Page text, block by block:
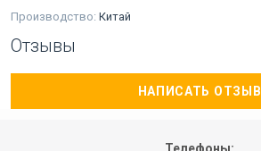
Производство: Китай
Отзывы
НАПИСАТЬ ОТЗЫВ